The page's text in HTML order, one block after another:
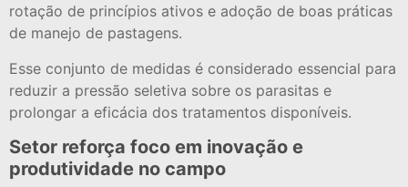
rotação de princípios ativos e adoção de boas práticas
de manejo de pastagens.
Esse conjunto de medidas é considerado essencial para
reduzir a pressão seletiva sobre os parasitas e
prolongar a eficácia dos tratamentos disponíveis.
Setor reforça foco em inovação e
produtividade no campo